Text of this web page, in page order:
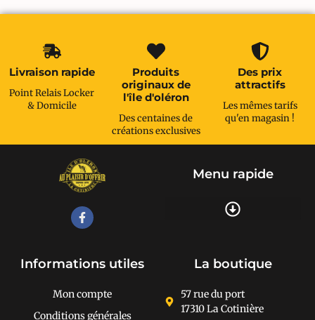
Livraison rapide
Point Relais Locker
& Domicile
Produits
originaux de
l'île d'oléron
Des centaines de
créations exclusives
Des prix
attractifs
Les mêmes tarifs
qu'en magasin !
Menu rapide
Informations utiles
Mon compte
Conditions générales
La boutique
57 rue du port
17310 La Cotinière